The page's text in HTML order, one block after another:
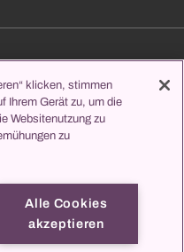
klicken, stimmen
Ihrem Gerät zu, um die
Websitenutzung zu
zu
Alle Cookies
akzeptieren